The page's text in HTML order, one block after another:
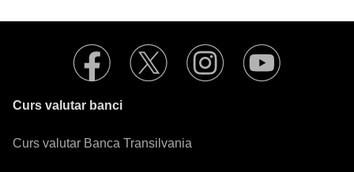
Curs valutar banci
Curs valutar Banca Transilvania